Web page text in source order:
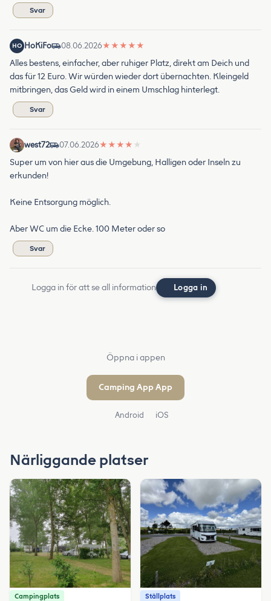
Svar
HO HoKiFo 08.06.2026★ ★ ★ ★ ★
Alles bestens, einfacher, aber ruhiger Platz, direkt am Deich und
das für 12 Euro. Wir würden wieder dort übernachten. Kleingeld
mitbringen, das Geld wird in einem Umschlag hinterlegt.
Svar
west72 07.06.2026★ ★ ★ ★ ★
Super um von hier aus die Umgebung, Halligen oder Inseln zu
erkunden!
Keine Entsorgung möglich.
Aber WC um die Ecke. 100 Meter oder so
Svar
Logga in för att se all information Logga in
Öppna i appen
Camping App App
Android iOS
Närliggande platser
Campingplats Ställplats